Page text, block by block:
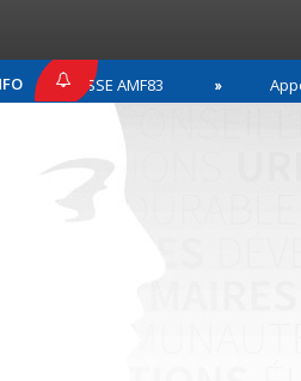
DE PRESSE AMF83 Appel